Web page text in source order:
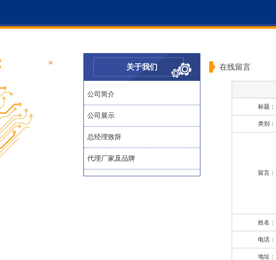
关于我们
公司简介
公司展示
总经理致辞
代理厂家及品牌
在线留言
标题：
类别：
留言：
姓名：
电话：
地址：